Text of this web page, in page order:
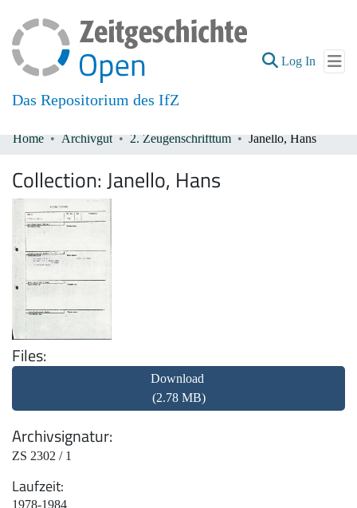
Das Repositorium des IfZ
Log In (current)
All of DSpace
Home Archivgut 2. Zeugenschrifttum Janello, Hans
Collection: Janello, Hans
Files
Download
(2.78 MB)
Archivsignatur
ZS 2302 / 1
Laufzeit
1978-1984